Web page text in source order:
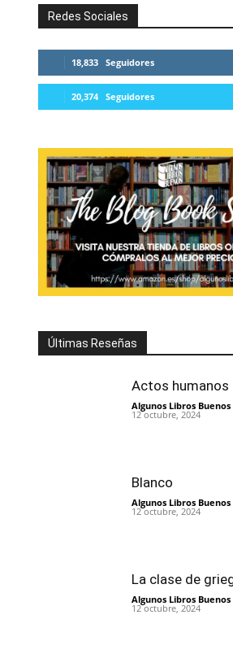
Redes Sociales
18,833 Seguidores
20,374 Seguidores
Últimas Reseñas
Actos humanos
Algunos Libros Buenos
12 octubre, 2024
Blanco
Algunos Libros Buenos
12 octubre, 2024
La clase de
Algunos Libros Buenos
12 octubre, 2024